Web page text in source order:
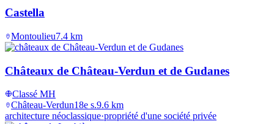
Castella
Montoulieu7.4 km
Châteaux de Château-Verdun et de Gudanes
Classé MH
Château-Verdun18e s.9.6 km
architecture néoclassique·propriété d'une société privée